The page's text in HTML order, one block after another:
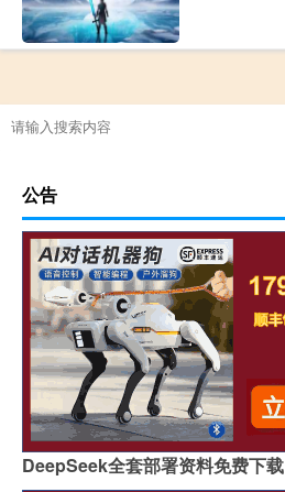
公告
DeepSeek全套部署资料免费下载